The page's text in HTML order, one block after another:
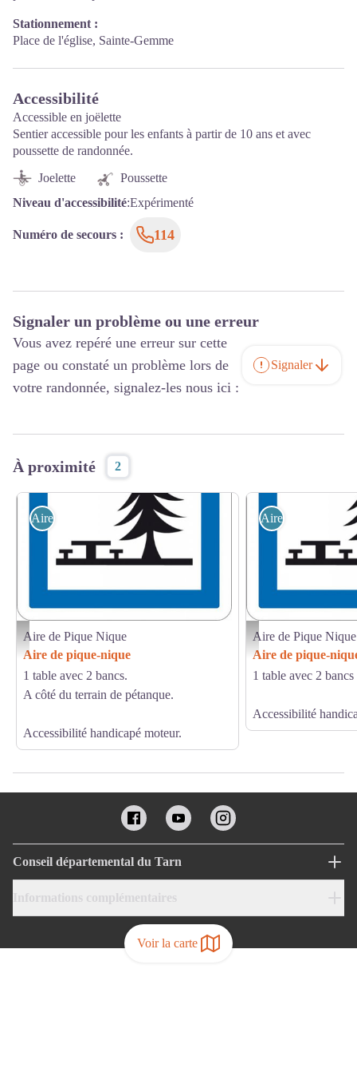
Voir la carte
Stationnement :
Place de l'église, Sainte-Gemme
Accessibilité
Accessible en joëlette
Sentier accessible pour les enfants à partir de 10 ans et avec
poussette de randonnée.
Joelette
Poussette
Niveau d'accessibilité:Expérimenté
Numéro de secours : 114
Signaler un problème ou une erreur
Vous avez repéré une erreur sur cette
page ou constaté un problème lors de
votre randonnée, signalez-les nous ici :
Signaler
À proximité 2
Aire de pique nique Logo
Aire de Pique Nique
Aire de Pique Nique
Aire de pique-nique
1 table avec 2 bancs.
A côté du terrain de pétanque.
Accessibilité handicapé moteur.
Aire de pique nique Logo
Aire de Pique
Aire de Pique Nique
Aire de pique-
1 table avec 2 bancs
Accessibilité
Conseil départemental du Tarn
Informations complémentaires